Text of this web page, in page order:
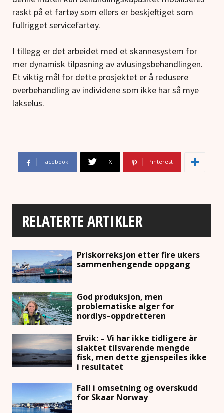
raskt på et fartøy som ellers er beskjeftiget som
fullrigget servicefartøy.
I tillegg er det arbeidet med et skannesystem for
mer dynamisk tilpasning av avlusingsbehandlingen.
Et viktig mål for dette prosjektet er å redusere
overbehandling av individene som ikke har så mye
lakselus.
Facebook X Pinterest
RELATERTE ARTIKLER
Priskorreksjon etter fire ukers
sammenhengende oppgang
God produksjon, men
problematiske alger for
nordlys–oppdretteren
Ervik: – Vi har ikke tidligere år
slaktet tilsvarende mengde
fisk, men dette gjenspeiles ikke
i resultatet
Fall i omsetning og overskudd
for Skaar Norway